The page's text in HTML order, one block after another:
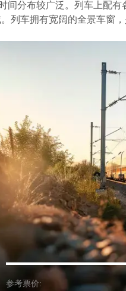
间分布较广泛。列车上配
列车拥有宽阔的全景车窗
参考票价: